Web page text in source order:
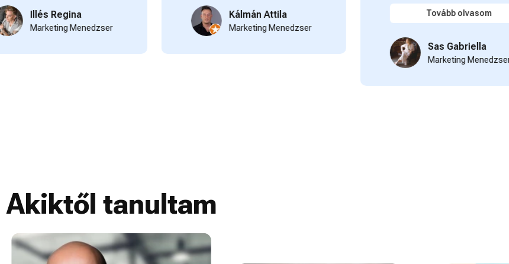
Illés Regina
Marketing Menedzser
Kálmán Attila
Marketing Menedzser
Tovább olvasom
Sas Gabriella
Marketing Menedzser
Akiktől tanultam